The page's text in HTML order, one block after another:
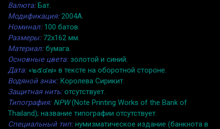
Валюта:Бат.
Модификация:2004A.
Номинал:100 батов.
Размеры:72x162 мм.
Материал:бумага.
Основные цвета:золотой и синий.
Дата:«๒๕๔๗» в тексте на оборотной стороне.
Водяной знак:Королева Сирикит.
Защитная нить:отсутствует.
Типография: NPW(Note Printing Works of the Bank of
Thailand); название типографии отсутствует.
Специальный тип:нумизматическое издание (банкнота в